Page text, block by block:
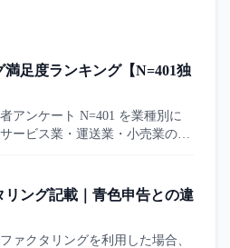
足度ランキング【N=401独
アンケート N=401 を業種別に
ービス業・運送業・小売業の平
リング記載｜青色申告との違
ァクタリングを利用した場合、